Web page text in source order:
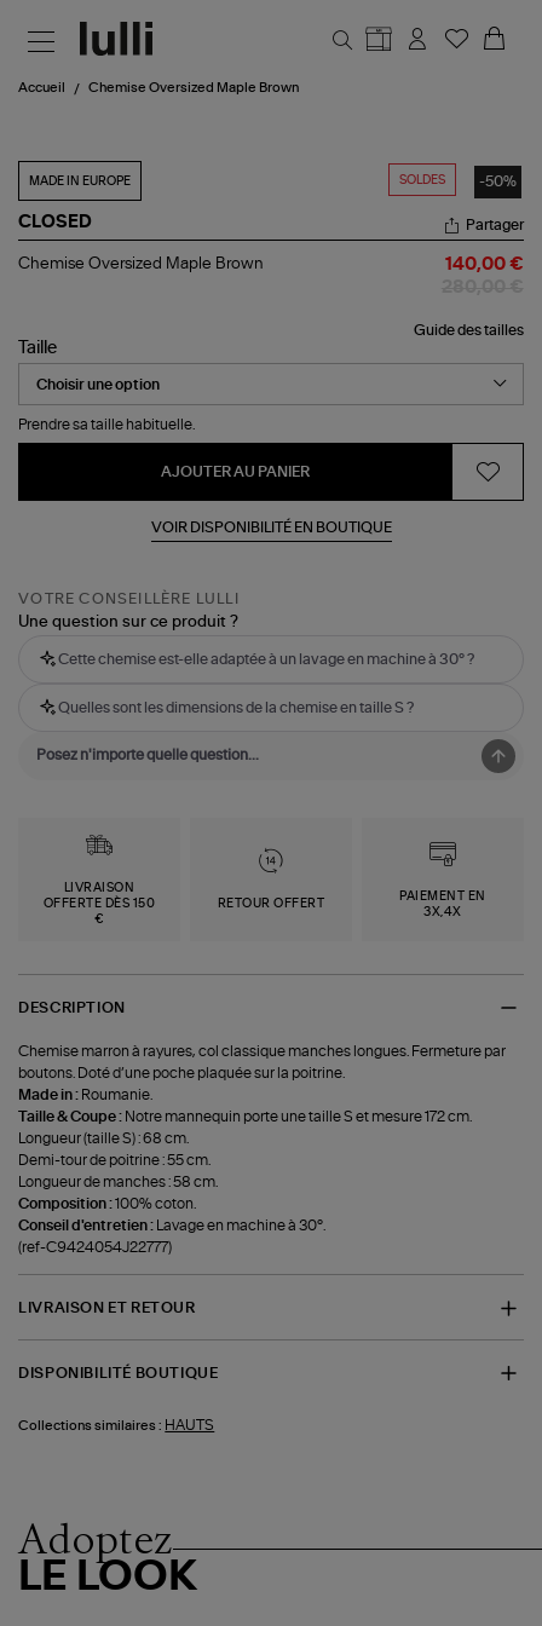
Accueil Chemise Oversized Maple Brown
SOLDES -50%
MADE IN EUROPE
CLOSED
Chemise
Partager
Chemise Oversized Maple Brown 140,00 €
Guide des tailles
Taille
Prendre sa taille habituelle.
AJOUTER AU PANIER
VOIR DISPONIBILITÉ EN BOUTIQUE
VOTRE CONSEILLÈRE LULLI
Une question sur ce produit ?
Cette chemise est-elle adaptée à un lavage en machine à 30° ?
Quelles sont les dimensions de la chemise en taille S ?
LIVRAISON
OFFERTE DÈS 150
€
RETOUR OFFERT
PAIEMENT EN
3X,4X
DESCRIPTION
Chemise marron à rayures, col classique manches longues. Fermeture par
boutons. Doté d’une poche plaquée sur la poitrine.
Made in : Roumanie.
Taille & Coupe : Notre mannequin porte une taille S et mesure 172 cm.
Longueur (taille S) : 68 cm.
Demi-tour de poitrine : 55 cm.
Longueur de manches : 58 cm.
Composition :100% coton.
Conseil d'entretien : Lavage en machine à 30°.
(ref-C9424054J22777)
LIVRAISON ET RETOUR
DISPONIBILITÉ BOUTIQUE
Collections similaires : HAUTS
Adoptez
LE LOOK